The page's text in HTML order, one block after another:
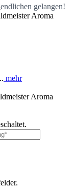
gelangen!
Aroma
mehr
Aroma